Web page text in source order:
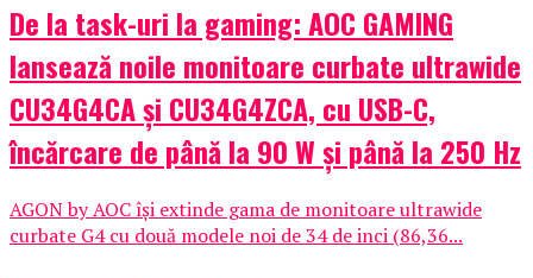
De la task-uri la gaming: AOC GAMING
lansează noile monitoare curbate ultrawide
CU34G4CA și CU34G4ZCA, cu USB-C,
încărcare de până la 90 W și până la 250 Hz
AGON by AOC își extinde gama de monitoare ultrawide
curbate G4 cu două modele noi de 34 de inci (86,36...